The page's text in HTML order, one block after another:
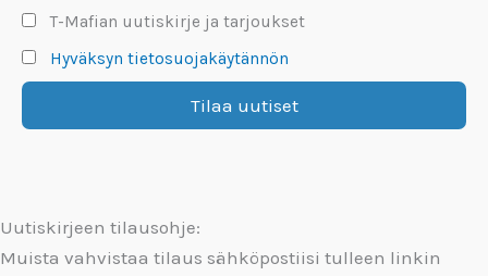
T-Mafian uutiskirje ja tarjoukset
Hyväksyn tietosuojakäytännön
Uutiskirjeen tilausohje:
Muista vahvistaa tilaus sähköpostiisi tulleen linkin